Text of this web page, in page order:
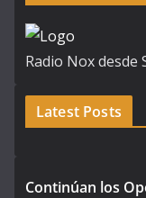
Radio Nox desde
Latest Posts
Continúan los